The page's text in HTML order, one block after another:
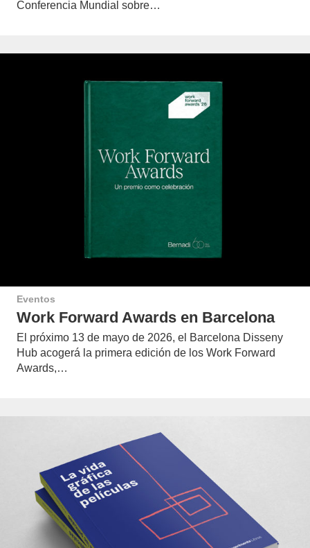
Conferencia Mundial sobre…
Eventos
Work Forward Awards en Barcelona
El próximo 13 de mayo de 2026, el Barcelona Disseny
Hub acogerá la primera edición de los Work Forward
Awards,…